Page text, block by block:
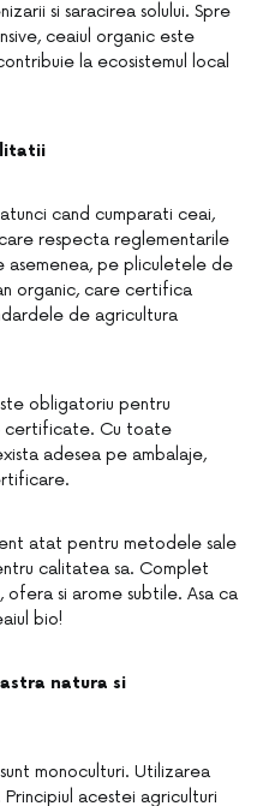
si saracirea solului. Spre
ceaiul organic este
la ecosistemul local
cand cumparati ceai,
respecta reglementarile
asemenea, pe pliculetele de
organic, care certifica
de agricultura
obligatoriu pentru
certificate. Cu toate
adesea pe ambalaje,
atat pentru metodele sale
calitatea sa. Complet
ofera si arome subtile. Asa ca
bio!
natura si
monoculturi. Utilizarea
acestei agriculturi